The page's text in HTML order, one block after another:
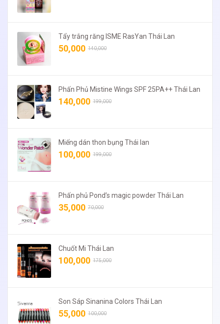
Tẩy trắng răng ISME RasYan Thái Lan
50,000 140,000
Phấn Phủ Mistine Wings SPF 25PA++ Thái Lan
140,000 199,000
Miếng dán thon bụng Thái lan
100,000 199,000
Phấn phủ Pond’s magic powder Thái Lan
35,000 70,000
Chuốt Mi Thái Lan
100,000 175,000
Son Sáp Sinanina Colors Thái Lan
55,000 100,000